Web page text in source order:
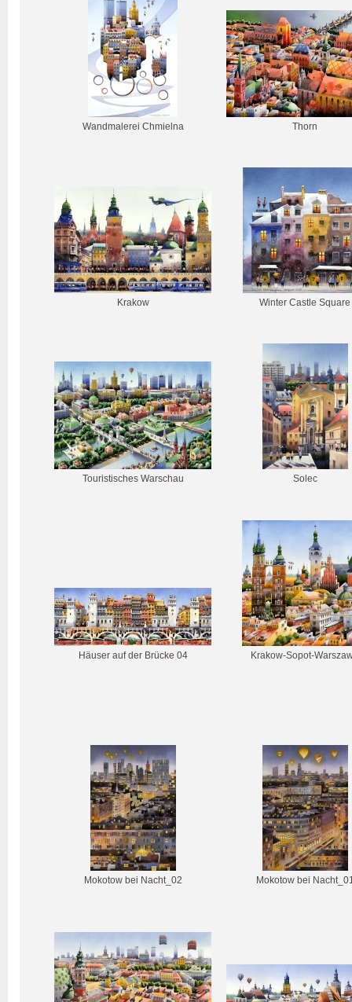
Wandmalerei Chmielna Thorn
Krakow Winter Castle Square
Touristisches Warschau Solec
Häuser auf der Brücke 04 Krakow-Sopot-
Mokotow bei Nacht_02 Mokotow bei